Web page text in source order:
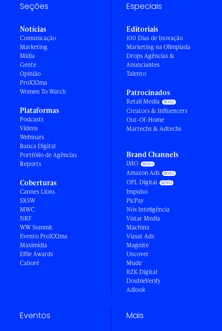
Seções
Notícias
Comunicação
Marketing
Mídia
Gente
Opinião
ProXXIma
Women To Watch
Plataformas
Podcasts
Vídeos
Webinars
Banca Digital
Portfólio de Agências
Reports
Coberturas
Cannes Lions
SXSW
MWC
NRF
WW Summit
Evento ProXXIma
Maximídia
Effie Awards
Caboré
Especiais
Editoriais
100 Dias de Inovação
Marketing na Olimpíada
Drops Agências &
Anunciantes
Talento
Patrocinados
Retail Media
Creators & Influencers
Out-Of-Home
Martechs & Adtechs
Brand Channels
IMO
Amazon Ads
OPL Digital
Impulso
PicPay
Nós Inteligência
Vistar Media
Machina
Viasat Ads
Magnite
Uncover
Mude
RZK Digital
DoubleVerify
Adlook
Eventos Mais